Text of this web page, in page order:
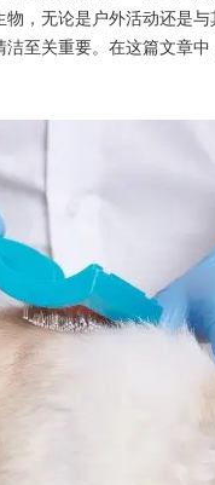
，无论是户外活动还是与
至关重要。在这篇文章